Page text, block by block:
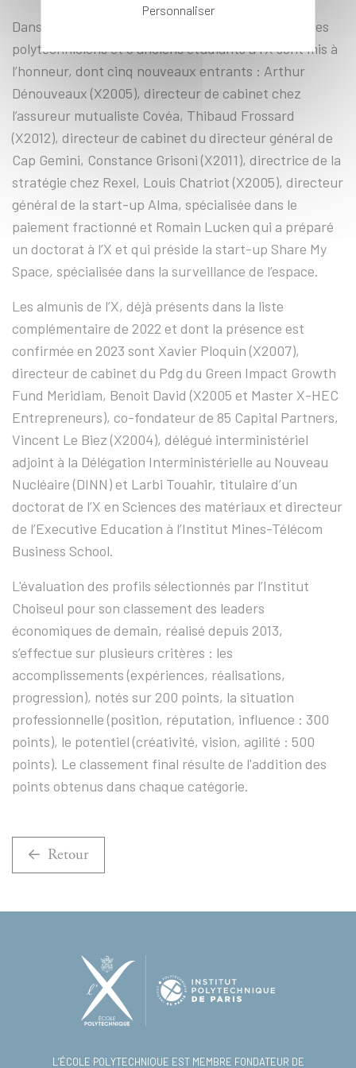
Dans la liste complémentaire de 100 profils, 4 autres
polytechniciens et 5 anciens étudiants à l’X sont mis à
l’honneur, dont cinq nouveaux entrants : Arthur
Dénouveaux (X2005), directeur de cabinet chez
l’assureur mutualiste Covéa, Thibaud Frossard
(X2012), directeur de cabinet du directeur général de
Cap Gemini, Constance Grisoni (X2011), directrice de la
stratégie chez Rexel, Louis Chatriot (X2005), directeur
général de la start-up Alma, spécialisée dans le
paiement fractionné et Romain Lucken qui a préparé
un doctorat à l’X et qui préside la start-up Share My
Space, spécialisée dans la surveillance de l’espace.
Les almunis de l’X, déjà présents dans la liste
complémentaire de 2022 et dont la présence est
confirmée en 2023 sont Xavier Ploquin (X2007),
directeur de cabinet du Pdg du Green Impact Growth
Fund Meridiam, Benoit David (X2005 et Master X-HEC
Entrepreneurs), co-fondateur de 85 Capital Partners,
Vincent Le Biez (X2004), délégué interministériel
adjoint à la Délégation Interministérielle au Nouveau
Nucléaire (DINN) et Larbi Touahir, titulaire d’un
doctorat de l’X en Sciences des matériaux et directeur
de l’Executive Education à l’Institut Mines-Télécom
Business School.
L'évaluation des profils sélectionnés par l’Institut
Choiseul pour son classement des leaders
économiques de demain, réalisé depuis 2013,
s’effectue sur plusieurs critères : les
accomplissements (expériences, réalisations,
progression), notés sur 200 points, la situation
professionnelle (position, réputation, influence : 300
points), le potentiel (créativité, vision, agilité : 500
points). Le classement final résulte de l'addition des
points obtenus dans chaque catégorie.
Retour
L’ÉCOLE POLYTECHNIQUE EST MEMBRE FONDATEUR DE
Personnaliser